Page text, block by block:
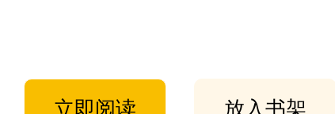
立即阅读 放入书架